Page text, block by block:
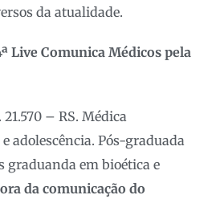
da atualidade.
Live Comunica Médicos pela
21.570 – RS. Médica
adolescência. Pós-graduada
graduanda em bioética e
da comunicação do